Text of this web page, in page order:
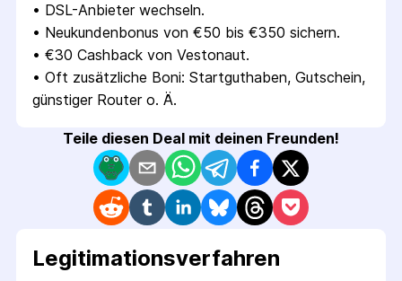
• DSL-Anbieter wechseln.
• Neukundenbonus von €50 bis €350 sichern.
• €30 Cashback von Vestonaut.
• Oft zusätzliche Boni: Startguthaben, Gutschein,
günstiger Router o. Ä.
Teile diesen Deal mit deinen Freunden!
Legitimations­verfahren